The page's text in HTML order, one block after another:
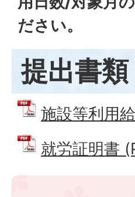
ださい。
提出書類
施設等利用
就労証明書